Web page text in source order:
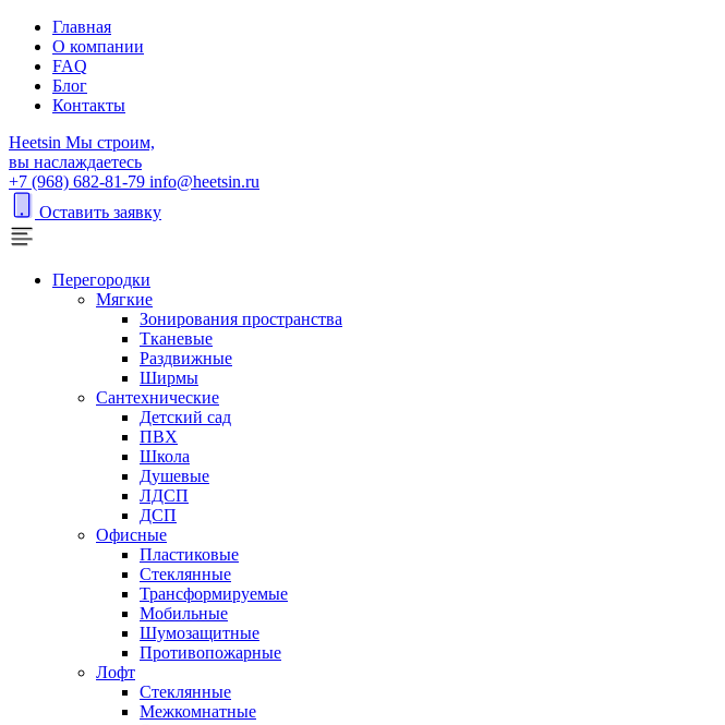
Главная
О компании
FAQ
Блог
Контакты
Heetsin Мы строим,
вы наслаждаетесь
+7 (968) 682-81-79 info@heetsin.ru
Оставить заявку
Перегородки
Мягкие
Зонирования пространства
Тканевые
Раздвижные
Ширмы
Сантехнические
Детский сад
ПВХ
Школа
Душевые
ЛДСП
ДСП
Офисные
Пластиковые
Стеклянные
Трансформируемые
Мобильные
Шумозащитные
Противопожарные
Лофт
Стеклянные
Межкомнатные